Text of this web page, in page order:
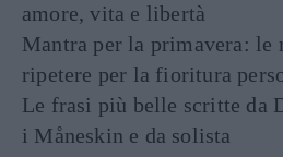
amore, vita e libertà
Mantra per la primavera:
ripetere per la fioritura
Le frasi più belle scritte da
i Måneskin e da solista